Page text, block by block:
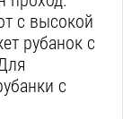
с высокой
рубанок с
с